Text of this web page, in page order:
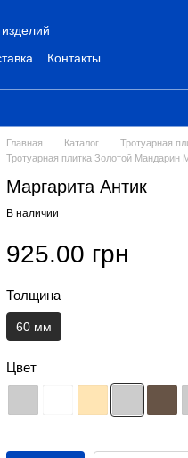
Контакты
Главная Каталог
Тротуарная
Тротуарная плитка Золотой Мандарин
Маргарита Антик
В наличии
925.00 грн
Толщина
60 мм
Цвет